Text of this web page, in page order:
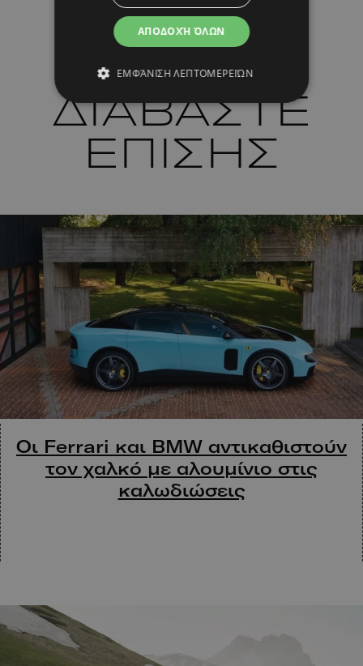
ΔΙΑΒΑΣΤΕ
ΕΠΙΣΗΣ
Οι Ferrari και BMW αντικαθιστούν
τον χαλκό με αλουμίνιο στις
καλωδιώσεις
ΑΠΟΔΟΧΉ ΌΛΩΝ
ΕΜΦΆΝΙΣΗ ΛΕΠΤΟΜΕΡΕΙΏΝ